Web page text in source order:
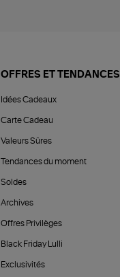
OFFRES ET TENDANCES
Idées Cadeaux
Carte Cadeau
Valeurs Sûres
Tendances du moment
Soldes
Archives
Offres Privilèges
Black Friday Lulli
Exclusivités